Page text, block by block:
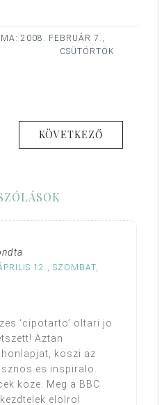
2008. FEBRUÁR 7.,
CSÜTÖRTÖK
KÖVETKEZŐ
12., SZOMBAT,
‘cipotarto’ oltari jo
Aztan
koszi az
es inspiralo.
koze. Meg a BBC
elolrol